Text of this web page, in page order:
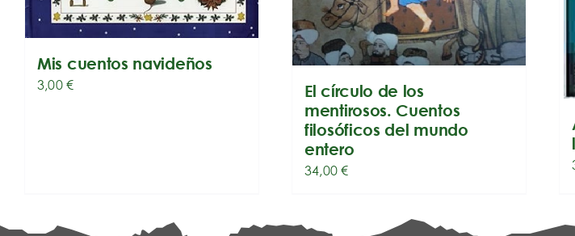
Mis cuentos navideños
3,00€
El círculo de los
mentirosos. Cuentos
filosóficos del mundo
entero
34,00€